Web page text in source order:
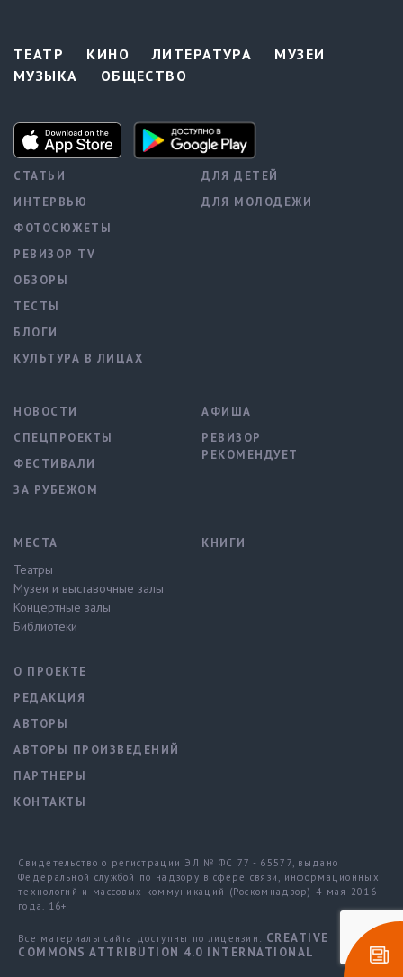
ТЕАТР КИНО ЛИТЕРАТУРА
МУЗЕИ
МУЗЫКА
ОБЩЕСТВО
СТАТЬИ
ИНТЕРВЬЮ
ФОТОСЮЖЕТЫ
РЕВИЗОР TV
ОБЗОРЫ
ТЕСТЫ
БЛОГИ
КУЛЬТУРА В ЛИЦАХ
ДЛЯ ДЕТЕЙ
ДЛЯ МОЛОДЕЖИ
НОВОСТИ
СПЕЦПРОЕКТЫ
ФЕСТИВАЛИ
ЗА РУБЕЖОМ
АФИША
РЕВИЗОР
РЕКОМЕНДУЕТ
МЕСТА
Театры
Музеи и выставочные залы
Концертные залы
Библиотеки
КНИГИ
О ПРОЕКТЕ
РЕДАКЦИЯ
АВТОРЫ
АВТОРЫ ПРОИЗВЕДЕНИЙ
ПАРТНЕРЫ
КОНТАКТЫ
Свидетельство о регистрации ЭЛ № ФС 77 - 65577, выдано
Федеральной службой по надзору в сфере связи, информационных
технологий и массовых коммуникаций (Роскомнадзор) 4 мая 2016
года. 16+
Все материалы сайта доступны по лицензии: CREATIVE
COMMONS ATTRIBUTION 4.0 INTERNATIONAL